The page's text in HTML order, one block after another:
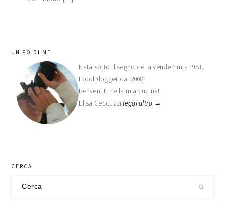
barra
laterale
primaria
UN PÒ DI ME
Nata sotto il segno della vendemmia 1981.
Foodblogger dal 2008.
Benvenuti nella mia cucina!
Elisa Ceccuzzileggi altro →
CERCA